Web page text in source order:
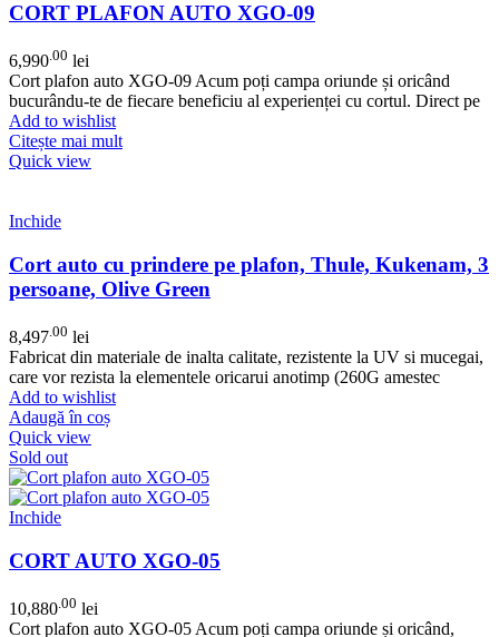
CORT PLAFON AUTO XGO-09
6,990 .00 lei
Cort plafon auto XGO-09 Acum poți campa oriunde și oricând
bucurându-te de fiecare beneficiu al experienței cu cortul. Direct pe
Add to wishlist
Citește mai mult
Quick view
Inchide
Cort auto cu prindere pe plafon, Thule, Kukenam, 3
persoane, Olive Green
8,497 .00 lei
Fabricat din materiale de inalta calitate, rezistente la UV si mucegai,
care vor rezista la elementele oricarui anotimp (260G amestec
Add to wishlist
Adaugă în coș
Quick view
Sold out
Inchide
CORT AUTO XGO-05
10,880 .00 lei
Cort plafon auto XGO-05 Acum poți campa oriunde și oricând,